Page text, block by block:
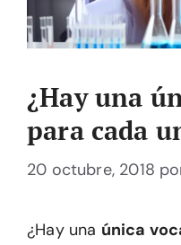
¿Hay una
para cada
20 octubre, 2018
¿Hay una única